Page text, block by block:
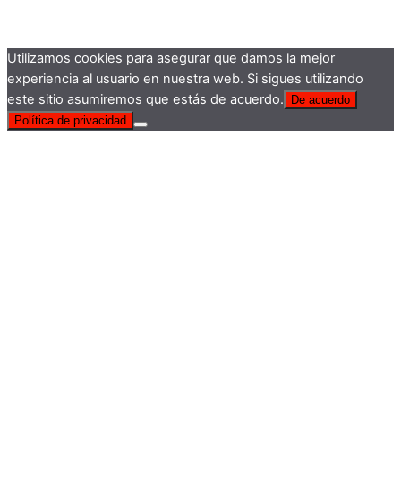
Utilizamos cookies para asegurar que damos la mejor
experiencia al usuario en nuestra web. Si sigues utilizando
este sitio asumiremos que estás de acuerdo.
De acuerdo
Política de privacidad